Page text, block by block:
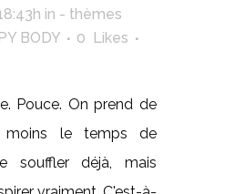
in - thèmes
BODY 0 Likes
Pouce. On prend de
moins le temps de
souffler déjà, mais